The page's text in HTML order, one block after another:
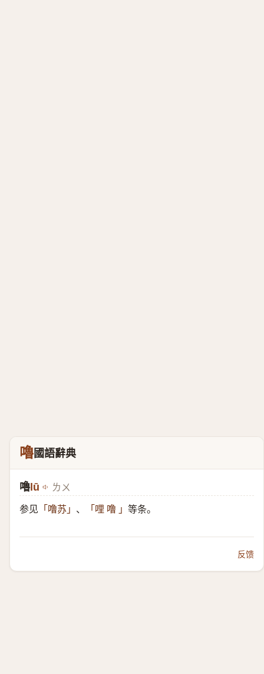
嚕國語辭典
嚕 lū ㄌㄨ
参见 「噜苏」 、 「哩 噜 」 等条。
反馈